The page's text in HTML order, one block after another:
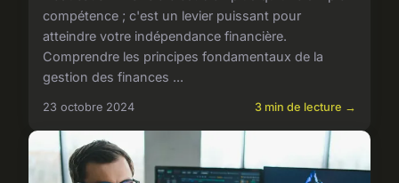
compétence ; c'est un levier puissant pour
atteindre votre indépendance financière.
Comprendre les principes fondamentaux de la
gestion des finances ...
23 octobre 2024 3 min de lecture →